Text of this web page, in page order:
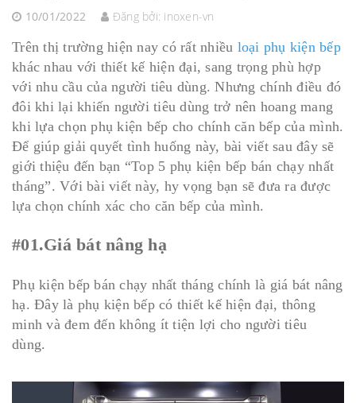
10/01/2022 Đăng bởi: inoxen-vn
Trên thị trường hiện nay có rất nhiều loại phụ kiện bếp
khác nhau với thiết kế hiện đại, sang trọng phù hợp
với nhu cầu của người tiêu dùng. Nhưng chính điều đó
đôi khi lại khiến người tiêu dùng trở nên hoang mang
khi lựa chọn phụ kiện bếp cho chính căn bếp của mình.
Để giúp giải quyết tình huống này, bài viết sau đây sẽ
giới thiệu đến bạn “Top 5 phụ kiện bếp bán chạy nhất
tháng”. Với bài viết này, hy vọng bạn sẽ đưa ra được
lựa chọn chính xác cho căn bếp của mình.
#01.Giá bát nâng hạ
Phụ kiện bếp bán chạy nhất tháng chính là giá bát nâng
hạ. Đây là phụ kiện bếp có thiết kế hiện đại, thông
minh và đem đến không ít tiện lợi cho người tiêu
dùng.